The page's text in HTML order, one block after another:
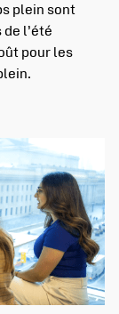
plein sont
l’été
pour les